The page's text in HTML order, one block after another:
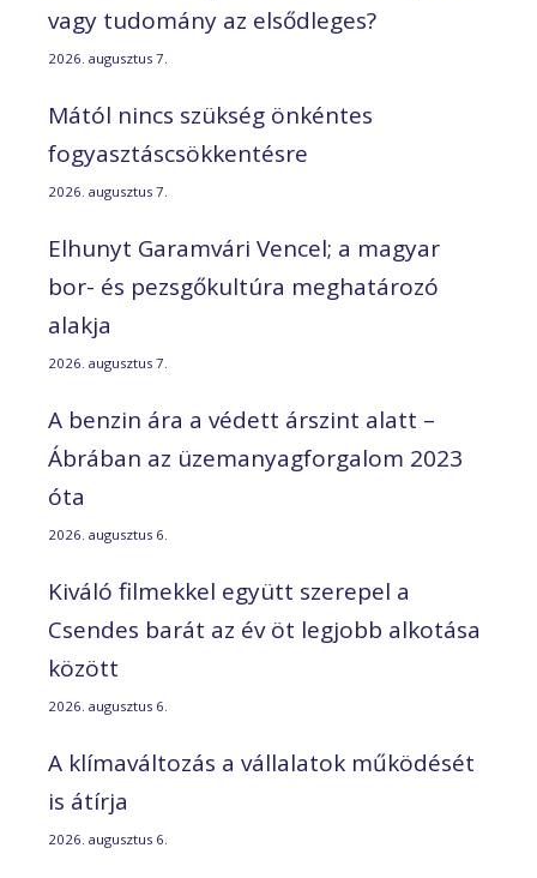
vagy tudomány az elsődleges?
2026. augusztus 7.
Mától nincs szükség önkéntes
fogyasztáscsökkentésre
2026. augusztus 7.
Elhunyt Garamvári Vencel; a magyar
bor- és pezsgőkultúra meghatározó
alakja
2026. augusztus 7.
A benzin ára a védett árszint alatt –
Ábrában az üzemanyagforgalom 2023
óta
2026. augusztus 6.
Kiváló filmekkel együtt szerepel a
Csendes barát az év öt legjobb alkotása
között
2026. augusztus 6.
A klímaváltozás a vállalatok működését
is átírja
2026. augusztus 6.